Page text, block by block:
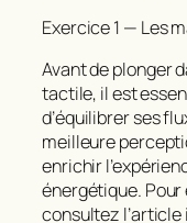
Exercice 1 — Les
Avant de plonger
tactile, il est
d’équilibrer ses
meilleure
enrichir
énergétique.
consultez